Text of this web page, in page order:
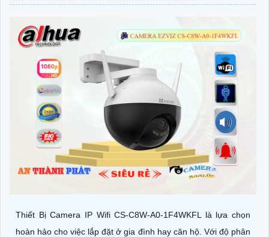
Thiết Bị Camera IP Wifi CS-C8W-A0-1F4WKFL là lựa chọn
hoàn hảo cho việc lắp đặt ở gia đình hay căn hộ. Với độ phân